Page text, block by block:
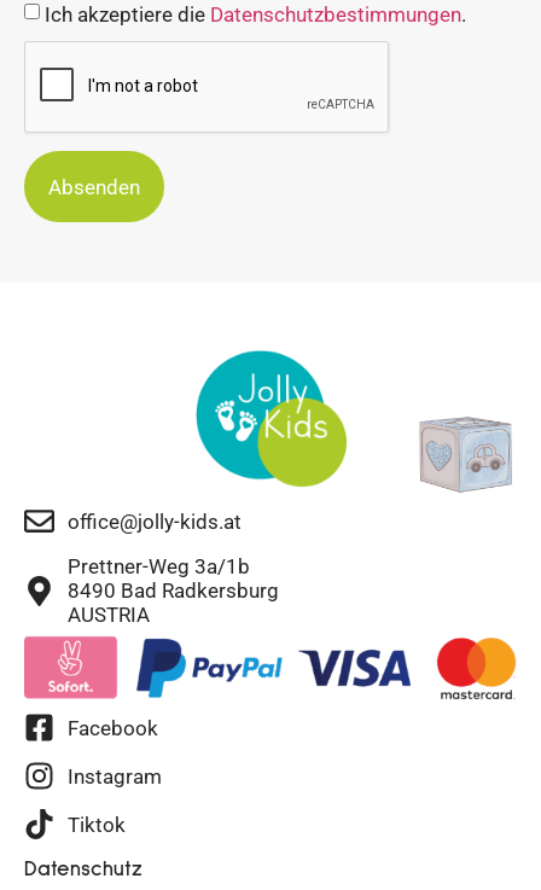
Ich akzeptiere die Datenschutzbestimmungen.
Absenden
office@jolly-kids.at
Prettner-Weg 3a/1b
8490 Bad Radkersburg
AUSTRIA
Facebook
Instagram
Tiktok
Datenschutz